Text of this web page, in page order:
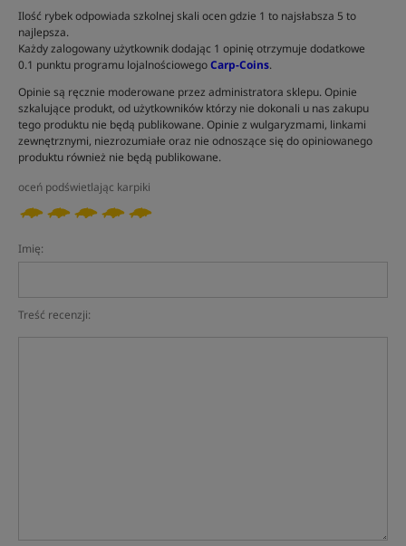
Ilość rybek odpowiada szkolnej skali ocen gdzie 1 to najsłabsza 5 to
najlepsza.
Każdy zalogowany użytkownik dodając 1 opinię otrzymuje dodatkowe
0.1 punktu programu lojalnościowegoCarp-Coins.
Opinie są ręcznie moderowane przez administratora sklepu. Opinie
szkalujące produkt, od użytkowników którzy nie dokonali u nas zakupu
tego produktu nie będą publikowane. Opinie z wulgaryzmami, linkami
zewnętrznymi, niezrozumiałe oraz nie odnoszące się do opiniowanego
produktu również nie będą publikowane.
oceń podświetlając karpiki
Imię:
Treść recenzji: